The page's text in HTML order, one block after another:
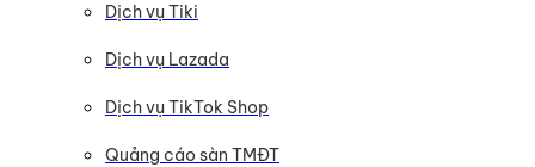
Dịch vụ Tiki
Dịch vụ Lazada
Dịch vụ TikTok Shop
Quảng cáo sàn TMĐT